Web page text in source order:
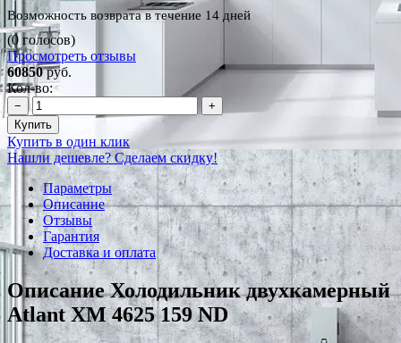
Возможность возврата в течение 14 дней
(0 голосов)
Просмотреть отзывы
60850руб.
Кол-во:
−
+
Купить
Купить в один клик
Нашли дешевле? Сделаем скидку!
Параметры
Описание
Отзывы
Гарантия
Доставка и оплата
Описание Холодильник двухкамерный
Atlant ХМ 4625 159 ND